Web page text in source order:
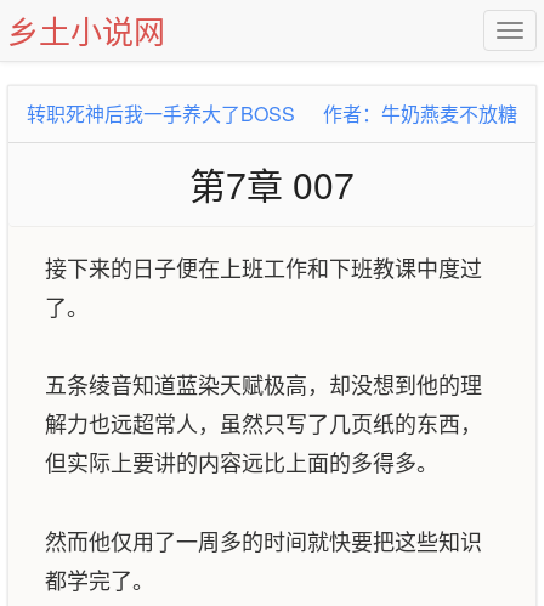
乡土小说网
转职死神后我一手养大了BOSS 作者：牛奶燕麦不放糖
第7章 007
接下来的日子便在上班工作和下班教课中度过
了。
五条绫音知道蓝染天赋极高，却没想到他的理
解力也远超常人，虽然只写了几页纸的东西，
但实际上要讲的内容远比上面的多得多。
然而他仅用了一周多的时间就快要把这些知识
都学完了。